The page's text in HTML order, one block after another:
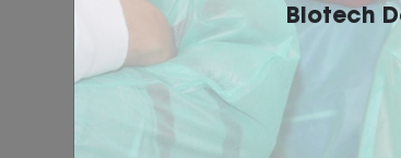
Biotech